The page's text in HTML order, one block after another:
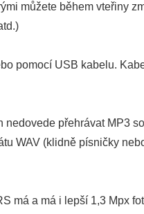
můžete během vteřiny
pomocí USB kabelu.
nedovede přehrávat MP3
WAV (klidně písničky
má a má i lepší 1,3 Mpx